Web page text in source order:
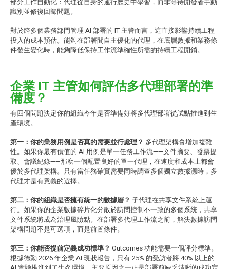
識別並修復回歸問題。
對於跨多個業務部門管理 AI 部署的 IT 主管而言，這直接影響持續工程
投入的成本預估。能夠在部署間自主優化的代理，在底層數據和業務條
件發生變化時，能夠降低保持工作流準確性所需的持續工程開銷。
企業 IT 主管如何評估多代理部署的準
備度？
有四個問題決定你的組織今年是否準備好將多代理部署從試點推進到生
產環境。
第一：你的業務用例是否真的需要並行處理？ 多代理架構會增加複雜
性。如果你最有價值的 AI 用例是單一任務工作流——文件摘要、發票提
取、會議紀錄——那麼一個配置良好的單一代理，在速度和成本上都會
優於多代理架構。只有當任務確實需要同時調查多個獨立數據源時，多
代理才是有意義的選擇。
第二：你的組織是否擁有統一的數據層？ 子代理在共享文件系統上運
行。如果你的企業數據碎片化分散於訪問控制不一致的多個系統，共享
文件系統將成為治理風險點。在部署多代理工作流之前，解決數據訪問
架構問題不是可選項，而是前置條件。
第三：你能否提前定義成功標準？ Outcomes 功能需要一個評分標準。
根據德勤 2026 年企業 AI 現狀報告，只有 25% 的受訪者將 40% 以上的